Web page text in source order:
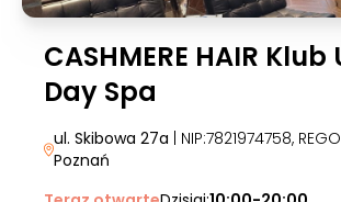
CASHMERE HAIR
Day Spa
ul. Skibowa 27a | NIP:7821974758,
Poznań